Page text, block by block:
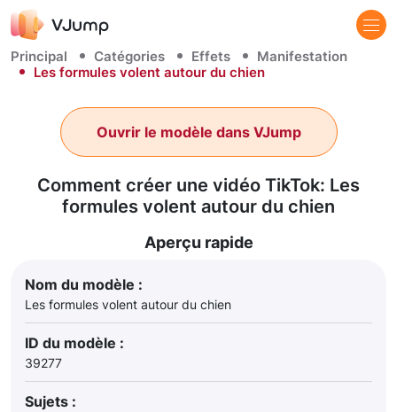
Principal Catégories Effets
Manifestation
Les formules volent autour du chien
Comment créer une vidéo TikTok: Les
formules volent autour du chien
Ouvrir le modèle dans VJump
Aperçu rapide
Nom du modèle :
Les formules volent autour du chien
ID du modèle :
39277
Sujets :